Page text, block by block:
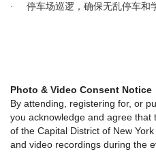
· 停车场巡逻 ，确保无乱停车和
Photo & Video Consent Notice
By attending, registering for, or
you acknowledge and agree that
of the Capital District of New
and video recordings during the